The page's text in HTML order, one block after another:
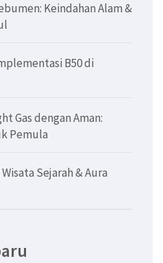
Keindahan Alam &
B50 di
Gas dengan Aman:
Pemula
Sejarah & Aura